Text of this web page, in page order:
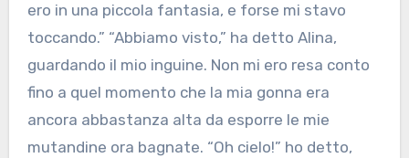
ero in una piccola fantasia, e forse mi stavo
toccando.” “Abbiamo visto,” ha detto Alina,
guardando il mio inguine. Non mi ero resa conto
fino a quel momento che la mia gonna era
ancora abbastanza alta da esporre le mie
mutandine ora bagnate. “Oh cielo!” ho detto,